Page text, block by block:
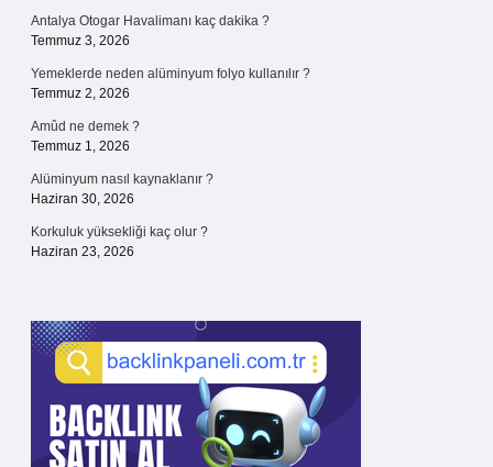
Antalya Otogar Havalimanı kaç dakika ?
Temmuz 3, 2026
Yemeklerde neden alüminyum folyo kullanılır ?
Temmuz 2, 2026
Amûd ne demek ?
Temmuz 1, 2026
Alüminyum nasıl kaynaklanır ?
Haziran 30, 2026
Korkuluk yüksekliği kaç olur ?
Haziran 23, 2026